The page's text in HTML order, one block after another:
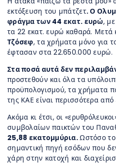
εκτόξευση του μπάτζετ. Ο
φράγμα των 44 εκατ. ευρώ,
τα 22 εκατ. ευρώ καθαρά. Μετά
Τζόσεφ, τα χρήματα μόνο για
έφτασαν στα 22.650.000 ευρώ.
Στα ποσά αυτά δεν
προστεθούν και όλα τα
προϋπολογισμού, τα χρήματα
της ΚΑΕ είναι περισσότερα
Ακόμα κι έτσι, οι
συμβολαίων παικτών του
25,88 εκατομμύρια.Ωστόσο το
σημαντική πηγή εσόδων που
χάρη στην κατοχή και